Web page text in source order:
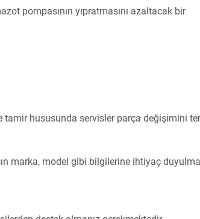
pompasının yıpratmasını azaltacak bir
tamir hususunda servisler parça değişimini
marka, model gibi bilgilerine ihtiyaç